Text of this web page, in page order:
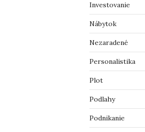
Investovanie
Nábytok
Nezaradené
Personalistika
Plot
Podlahy
Podnikanie